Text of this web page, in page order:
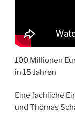
100 Millionen
in 15 Jahren
Eine fachliche
und Thomas